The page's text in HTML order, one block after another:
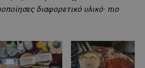
διαφορετικό υλικό· πιο